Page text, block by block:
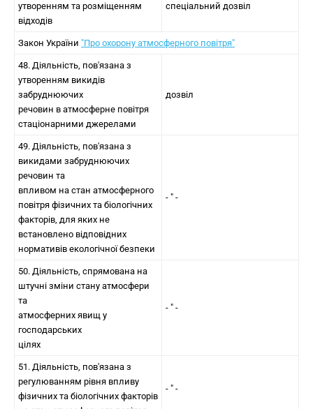
утворенням та розміщенням
відходів
спеціальний дозвіл
Закон України "Про охорону атмосферного повітря"
48. Діяльність, пов'язана з
утворенням викидів
забруднюючих
речовин в атмосферне повітря
стаціонарними джерелами
дозвіл
49. Діяльність, пов'язана з
викидами забруднюючих
речовин та
впливом на стан атмосферного
повітря фізичних та біологічних
факторів, для яких не
встановлено відповідних
нормативів екологічної безпеки
- " -
50. Діяльність, спрямована на
штучні зміни стану атмосфери
та
атмосферних явищ у
господарських
цілях
- " -
51. Діяльність, пов'язана з
регулюванням рівня впливу
фізичних та біологічних факторів
- " -